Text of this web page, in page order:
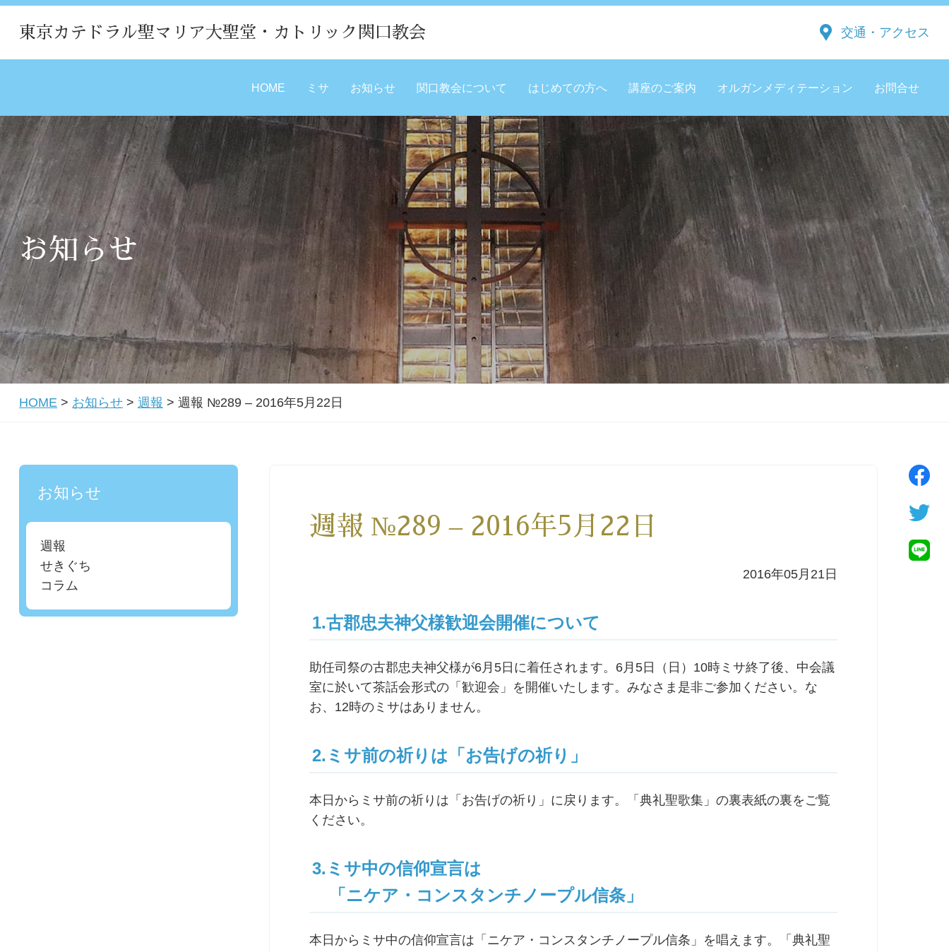
東京カテドラル聖マリア大聖堂・カトリック関口教会 交通・アクセス
HOME ミサ お知らせ 関口教会について はじめての方へ 講座のご案内 オルガンメディテーション お問合せ
お知らせ
HOME > お知らせ > 週報 > 週報 №289 – 2016年5月22日
週報 №289 – 2016年5月22日
2016年05月21日
1.古郡忠夫神父様歓迎会開催について
助任司祭の古郡忠夫神父様が6月5日に着任されます。6月5日（日）10時ミサ終了後、中会議
室に於いて茶話会形式の「歓迎会」を開催いたします。みなさま是非ご参加ください。な
お、12時のミサはありません。
2.ミサ前の祈りは「お告げの祈り」
本日からミサ前の祈りは「お告げの祈り」に戻ります。「典礼聖歌集」の裏表紙の裏をご覧
ください。
3.ミサ中の信仰宣言は
「ニケア・コンスタンチノープル信条」
本日からミサ中の信仰宣言は「ニケア・コンスタンチノープル信条」を唱えます。「典礼聖
お知らせ
週報
せきぐち
コラム